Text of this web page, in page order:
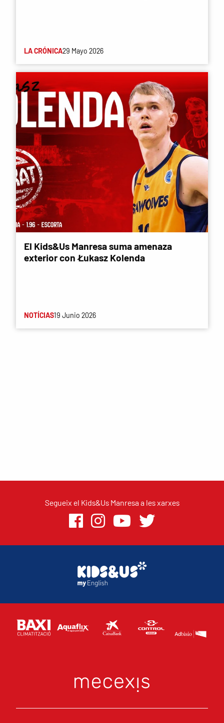
LA CRÓNICA29 Mayo 2026
El Kids&Us Manresa suma amenaza
exterior con Łukasz Kolenda
NOTÍCIAS19 Junio 2026
Segueix el Kids&Us Manresa a les xarxes